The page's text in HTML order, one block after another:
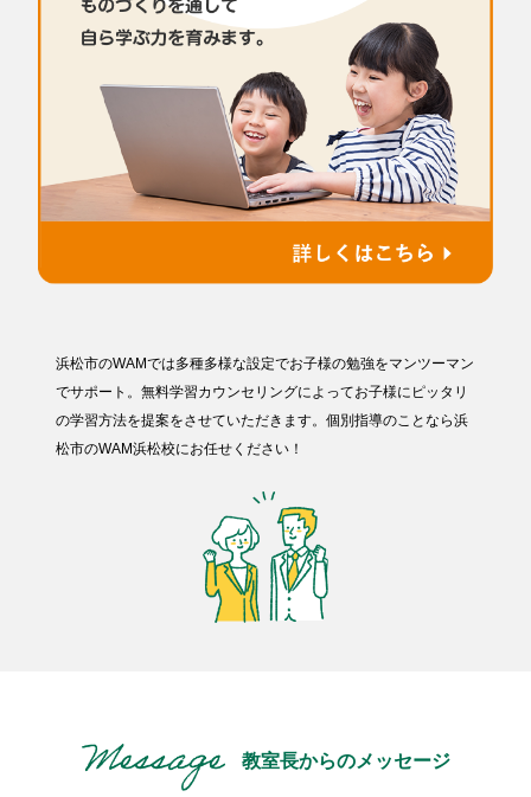
浜松市のWAMでは多種多様な設定でお子様の勉強をマンツーマン
でサポート。無料学習カウンセリングによってお子様にピッタリ
の学習方法を提案をさせていただきます。個別指導のことなら浜
松市のWAM浜松校にお任せください！
教室長からのメッセージ